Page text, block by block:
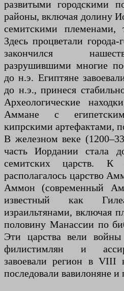
развитыми городскими
районы, включая долину
семитскими племенами,
Здесь процветали города-
закончился
разрушившими многие
до н.э. Египтяне
до н.э., принеся
Археологические
Аммане с
кипрскими артефактами,
В железном веке
часть Иордании стала
семитских царств.
располагалось царство
Аммон (современный
известный как
израильтянами, включая
половину Манассии по
Эти царства вели
филистимлян и
завоевали регион в
последовали вавилоняне и